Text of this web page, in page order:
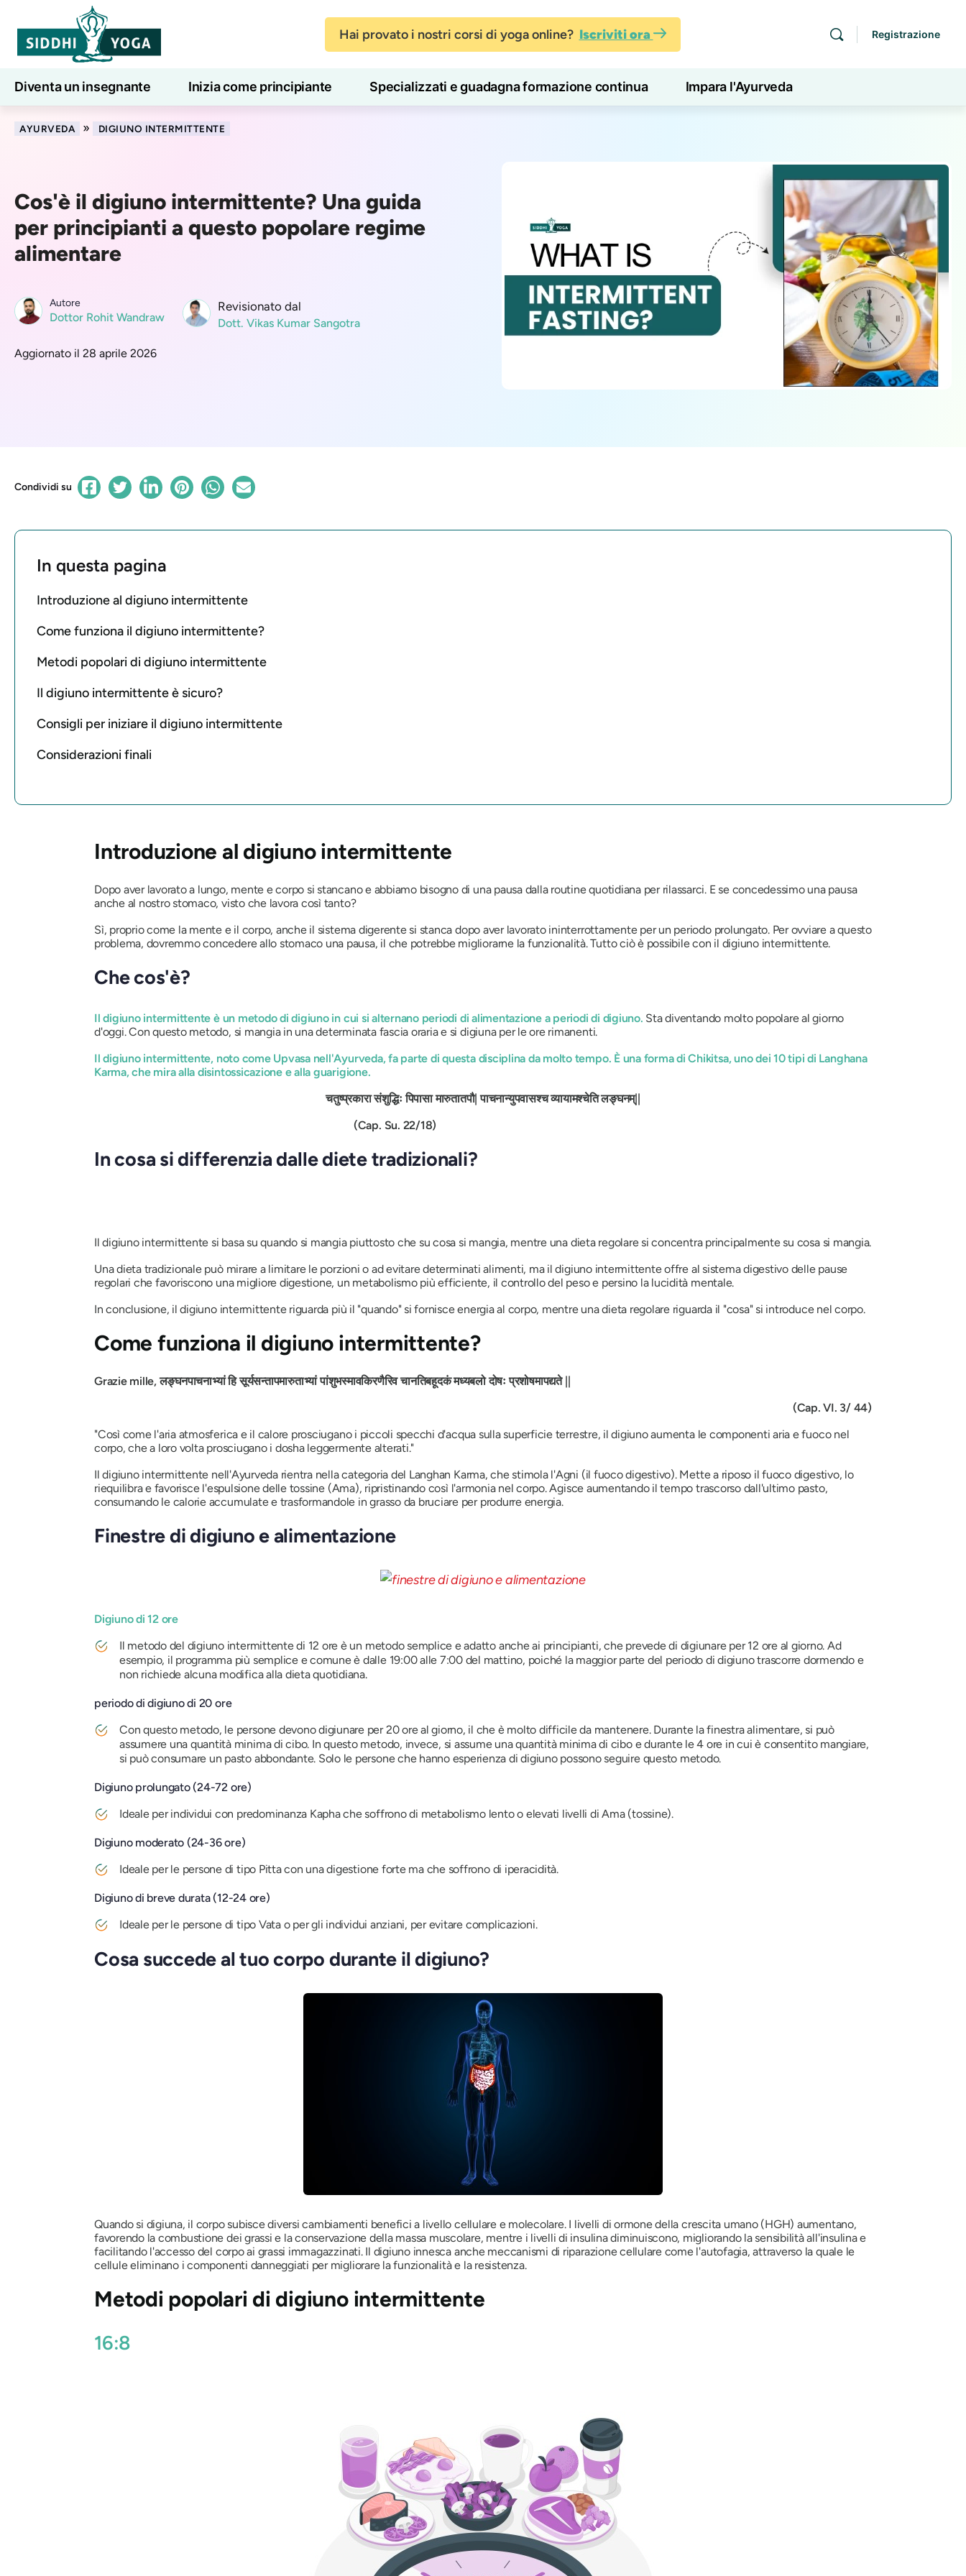
Hai provato i nostri corsi di yoga online? Iscriviti ora Registrazione
Diventa un insegnante Inizia come principiante Specializzati e guadagna formazione continua Impara l'Ayurveda
Lezioni di yoga online 7 giorni di benessere
AYURVEDA » DIGIUNO INTERMITTENTE
Cos'è il digiuno intermittente? Una guida
per principianti a questo popolare regime
alimentare
Autore
Dottor Rohit Wandraw
Revisionato dal
Dott. Vikas Kumar Sangotra
Aggiornato il 28 aprile 2026
Condividi su
In questa pagina
Introduzione al digiuno intermittente
Come funziona il digiuno intermittente?
Metodi popolari di digiuno intermittente
Il digiuno intermittente è sicuro?
Consigli per iniziare il digiuno intermittente
Considerazioni finali
Introduzione al digiuno intermittente
Dopo aver lavorato a lungo, mente e corpo si stancano e abbiamo bisogno di una pausa dalla routine quotidiana per rilassarci. E se concedessimo una pausa
anche al nostro stomaco, visto che lavora così tanto?
Sì, proprio come la mente e il corpo, anche il sistema digerente si stanca dopo aver lavorato ininterrottamente per un periodo prolungato. Per ovviare a questo
problema, dovremmo concedere allo stomaco una pausa, il che potrebbe migliorarne la funzionalità. Tutto ciò è possibile con il digiuno intermittente.
Che cos'è?
Il digiuno intermittente è un metodo di digiuno in cui si alternano periodi di alimentazione a periodi di digiuno. Sta diventando molto popolare al giorno
d'oggi. Con questo metodo, si mangia in una determinata fascia oraria e si digiuna per le ore rimanenti.
Il digiuno intermittente, noto come Upvasa nell'Ayurveda, fa parte di questa disciplina da molto tempo. È una forma di Chikitsa, uno dei 10 tipi di Langhana
Karma, che mira alla disintossicazione e alla guarigione.
चतुष्प्रकारासंशुद्धिः पिपासा मारुतातपौ| पाचनान्युपवासश्च व्यायामश्चेति लङ्घनम्||
(Cap. Su. 22/18)
In cosa si differenzia dalle diete tradizionali?
Il digiuno intermittente si basa suquandosi mangia piuttosto che su cosa si mangia, mentre una dieta regolare si concentra principalmente su cosasi mangia.
Una dieta tradizionale può mirare a limitare le porzioni o ad evitare determinati alimenti, ma il digiuno intermittente offre al sistema digestivo delle pause
regolari che favoriscono una migliore digestione, un metabolismo più efficiente, il controllo del peso e persino la lucidità mentale.
In conclusione, il digiuno intermittente riguarda più il "quando" si fornisce energia al corpo, mentre una dieta regolare riguarda il "cosa" si introduce nel corpo.
Come funziona il digiuno intermittente?
Grazie mille, लङ्घनपाचनाभ्यां हि सूर्यसन्तापमारुताभ्यां पांशुभस्मावकिरणैरिव चानतिबहूदकं मध्यबलो दोषः प्रशोषमापद्यते ||
(Cap. VI. 3/ 44)
"Così come l'aria atmosferica e il calore prosciugano i piccoli specchi d'acqua sulla superficie terrestre, il digiuno aumenta le componenti aria e fuoco nel
corpo, che a loro volta prosciugano i dosha leggermente alterati."
Il digiuno intermittente nell'Ayurveda rientra nella categoria del Langhan Karma, che stimola l'Agni (il fuoco digestivo). Mette a riposo il fuoco digestivo, lo
riequilibra e favorisce l'espulsione delle tossine (Ama), ripristinando così l'armonia nel corpo. Agisce aumentando il tempo trascorso dall'ultimo pasto,
consumando le calorie accumulate e trasformandole in grasso da bruciare per produrre energia.
Finestre di digiuno e alimentazione
Digiuno di 12 ore
Il metodo del digiuno intermittente di 12 ore è un metodo semplice e adatto anche ai principianti, che prevede di digiunare per 12 ore al giorno. Ad
esempio, il programma più semplice e comune è dalle 19:00 alle 7:00 del mattino, poiché la maggior parte del periodo di digiuno trascorre dormendo e
non richiede alcuna modifica alla dieta quotidiana.
periodo di digiuno di 20 ore
Con questo metodo, le persone devono digiunare per 20 ore al giorno, il che è molto difficile da mantenere. Durante la finestra alimentare, si può
assumere una quantità minima di cibo. In questo metodo, invece, si assume una quantità minima di cibo e durante le 4 ore in cui è consentito mangiare,
si può consumare un pasto abbondante. Solo le persone che hanno esperienza di digiuno possono seguire questo metodo.
Digiuno prolungato (24-72 ore)
Ideale per individui con predominanza Kapha che soffrono di metabolismo lento o elevati livelli di Ama (tossine).
Digiuno moderato (24-36 ore)
Ideale per le persone di tipo Pitta con una digestione forte ma che soffrono di iperacidità.
Digiuno di breve durata (12-24 ore)
Ideale per le persone di tipo Vata o per gli individui anziani, per evitare complicazioni.
Cosa succede al tuo corpo durante il digiuno?
Quando si digiuna, il corpo subisce diversi cambiamenti benefici a livello cellulare e molecolare. I livelli di ormone della crescita umano (HGH) aumentano,
favorendo la combustione dei grassi e la conservazione della massa muscolare, mentre i livelli di insulina diminuiscono, migliorando la sensibilità all'insulina e
facilitando l'accesso del corpo ai grassi immagazzinati. Il digiuno innesca anche meccanismi di riparazione cellulare come l'autofagia, attraverso la quale le
cellule eliminano i componenti danneggiati per migliorare la funzionalità e la resistenza.
Metodi popolari di digiuno intermittente
16:8